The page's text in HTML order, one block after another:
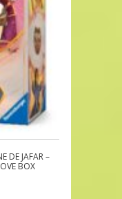
DE JAFAR –
BOX